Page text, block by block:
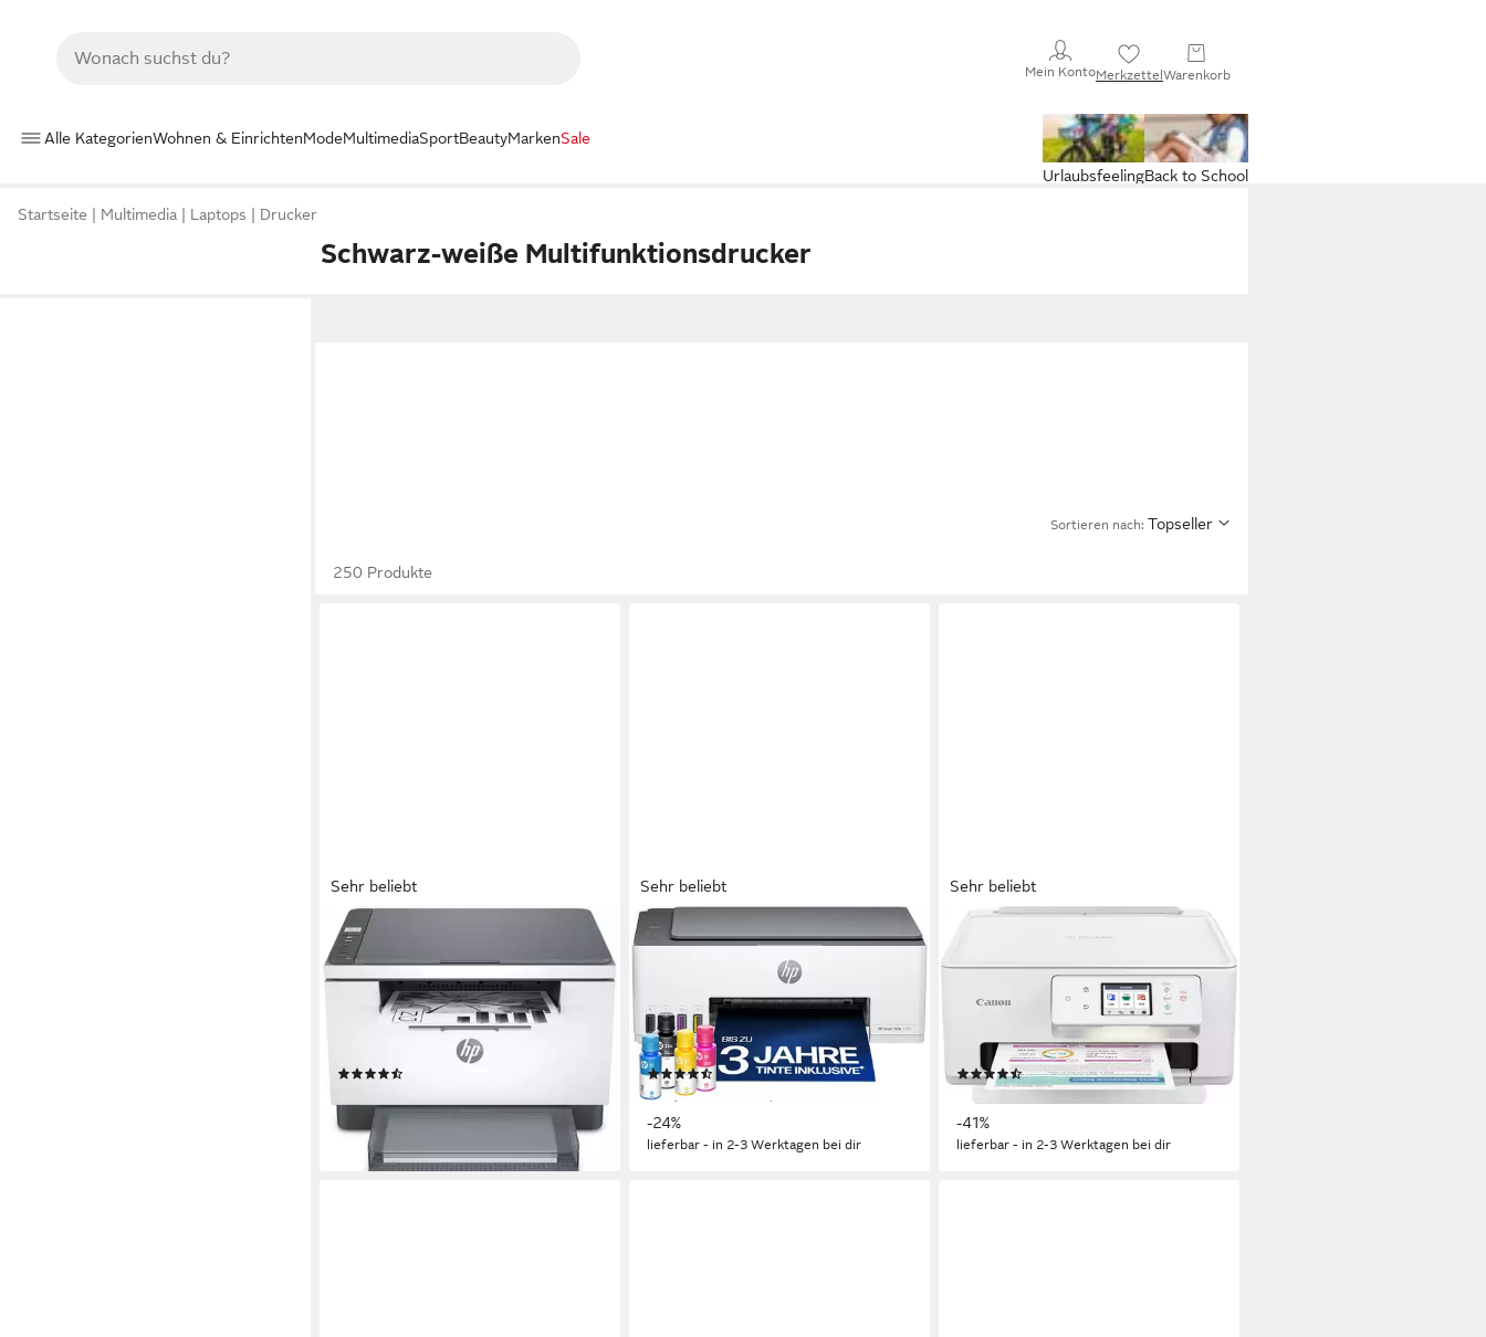
Mein KontoMerkzettelWarenkorb
Alle KategorienWohnen & EinrichtenModeMultimediaSportBeautyMarkenSale
Back to School
Urlaubsfeeling
Startseite Multimedia Laptops Drucker
Schwarz-weiße Multifunktionsdrucker
Sortieren nach: Topseller
250 Produkte
Sehr beliebt
HP
LaserJet MFP M234dw
Multifunktionsdrucker
600 x 600 dpi Auflösung s/w Druck
600 x 1200 dpi Auflösung Scan
Druckverfahren
-32%
lieferbar - in 2-3 Werktagen bei dir
Sehr beliebt
HP
Multifunktionsdrucker
1200 x 1200 dpi Auflösung s/w Druck
4800 x 1200 dpi Auflösung Farb Druck
1200 x 1200 dpi
Auflösung Scan
(115)
159,90 €
-24%
lieferbar - in 2-3 Werktagen bei dir
Sehr beliebt
Multifunktionsdrucker
1200 x 1200 dpi
Auflösung Farb Druck
1200 x 2400 dpi Auflösung Scan
Tintendruck Druckverfahren
(64)
ab 85,99 € UVP145,00 €
-41%
lieferbar - in 2-3 Werktagen bei dir